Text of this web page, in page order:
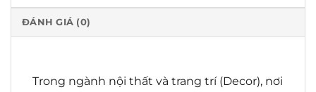
ĐÁNH GIÁ (0)
Trong ngành nội thất và trang trí (Decor), nơi